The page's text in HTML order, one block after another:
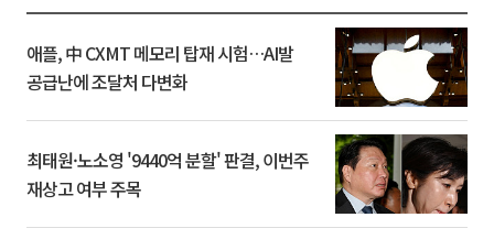
애플, 中 CXMT 메모리 탑재 시험…AI발
공급난에 조달처 다변화
최태원·노소영 '9440억 분할' 판결, 이번주
재상고 여부 주목